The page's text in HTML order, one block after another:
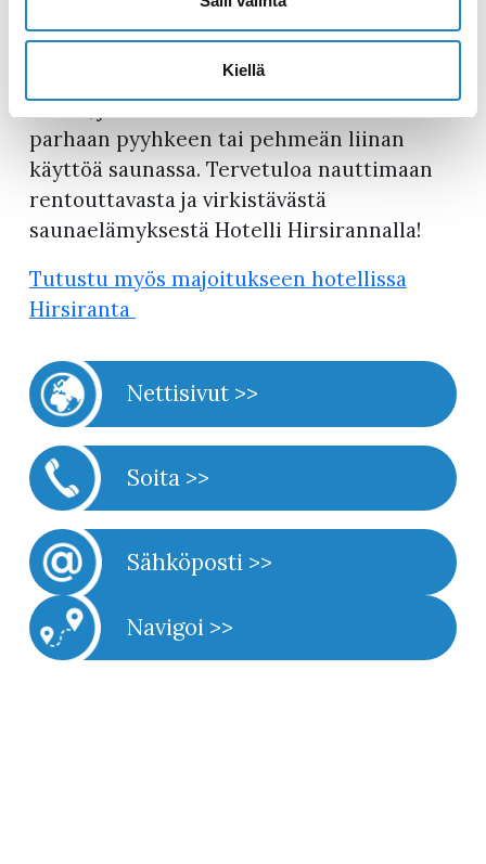
Kiellä
Muista kuitenkin, että löylyjen heiton
yhteydessä saunassa saattaa tulla pientä
nokea, joten suosittelemme välttämään
parhaan pyyhkeen tai pehmeän liinan
käyttöä saunassa. Tervetuloa nauttimaan
rentouttavasta ja virkistävästä
saunaelämyksestä Hotelli Hirsirannalla!
Tutustu myös majoitukseen hotellissa
Hirsiranta
Nettisivut >>
Soita >>
Sähköposti >>
Navigoi >>